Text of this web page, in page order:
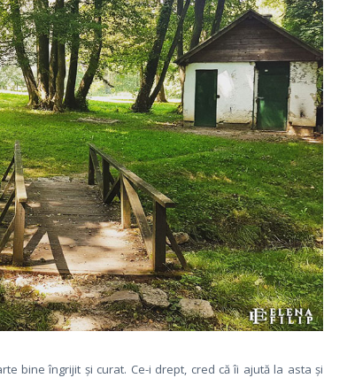
bine îngrijit și curat. Ce-i drept, cred că îi ajută la asta și